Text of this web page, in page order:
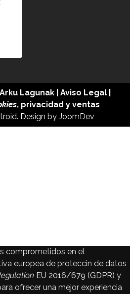
Arku Lagunak Aviso Legal
, privacidad y ventas
. Design by JoomDev
comprometidos en el
europea de proteccin de datos
EU 2016/679 (GDPR) y
ofrecer una mejor experiencia